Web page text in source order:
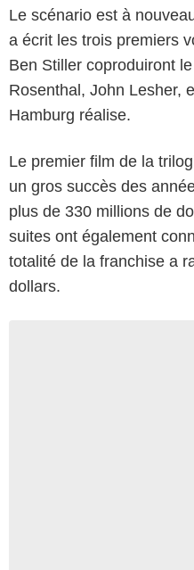
Le scénario est à
a écrit les trois premiers
Ben Stiller coproduiront
Rosenthal, John Lesher,
Hamburg réalise.
Le premier film de la
un gros succès des
plus de 330 millions de
suites ont également
totalité de la franchise a
dollars.